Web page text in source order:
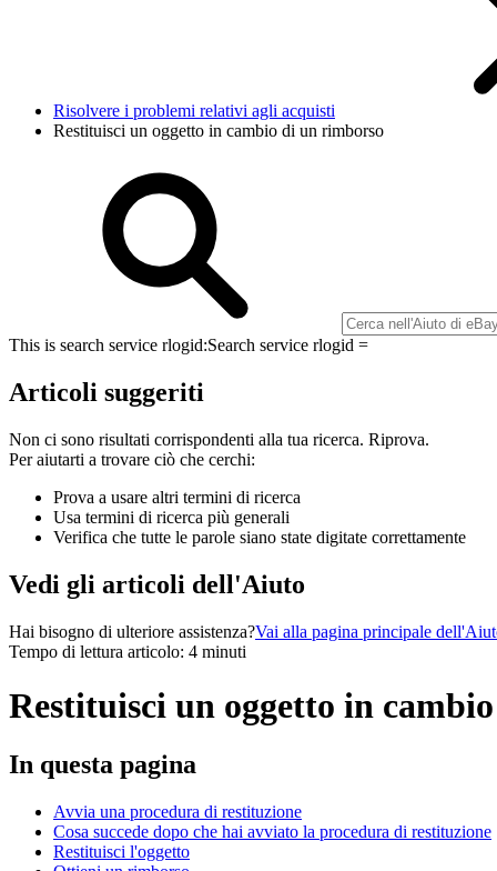
Risolvere i problemi relativi agli acquisti
Restituisci un oggetto in cambio di un rimborso
This is search service rlogid:Search service rlogid =
Articoli suggeriti
Non ci sono risultati corrispondenti alla tua ricerca. Riprova.
Per aiutarti a trovare ciò che cerchi:
Prova a usare altri termini di ricerca
Usa termini di ricerca più generali
Verifica che tutte le parole siano state digitate correttamente
Vedi gli articoli dell'Aiuto
Hai bisogno di ulteriore assistenza?Vai alla pagina principale
Tempo di lettura articolo: 4 minuti
Restituisci un oggetto in
In questa pagina
Avvia una procedura di restituzione
Cosa succede dopo che hai avviato la procedura di restituzione
Restituisci l'oggetto